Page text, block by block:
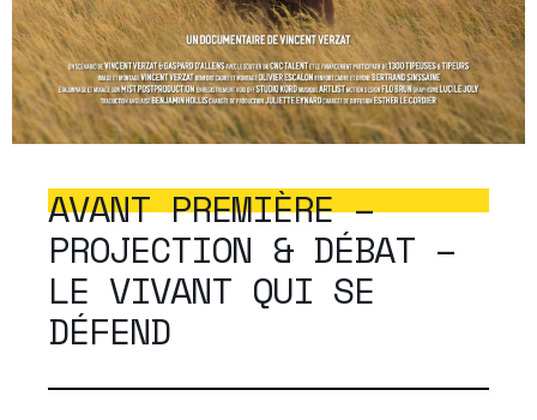
AVANT PREMIÈRE –
PROJECTION & DÉBAT –
LE VIVANT QUI SE
DÉFEND